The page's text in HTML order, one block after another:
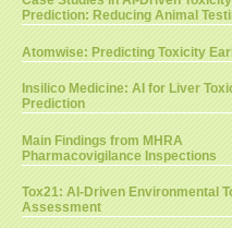
Prediction: Reducing Animal
Atomwise: Predicting Toxicity
Insilico Medicine: AI for Liver
Prediction
Main Findings from MHRA
Pharmacovigilance Inspections
Tox21: AI-Driven Environmental
Assessment